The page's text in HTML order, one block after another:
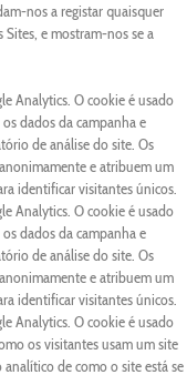
nos a registar quaisquer
e mostram-nos se a
Analytics. O cookie é usado
dados da campanha e
de análise do site. Os
e atribuem um
identificar visitantes únicos.
Analytics. O cookie é usado
dados da campanha e
de análise do site. Os
e atribuem um
identificar visitantes únicos.
Analytics. O cookie é usado
os visitantes usam um site
de como o site está se